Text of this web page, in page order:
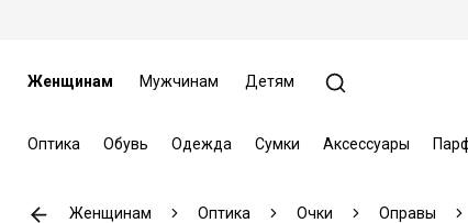
Женщинам Мужчинам Детям
Оптика Обувь Одежда Сумки Аксессуары
Женщинам Оптика Очки Оправы